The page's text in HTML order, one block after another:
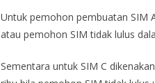
Untuk pemohon pembuatan SIM
atau pemohon SIM tidak lulus
Sementara untuk SIM C